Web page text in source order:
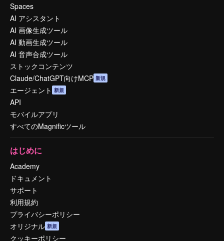
Spaces
AI アシスタント
AI 画像生成ツール
AI 動画生成ツール
AI 音声合成ツール
ストックコンテンツ
Claude/ChatGPT向けMCP 新規
エージェント 新規
API
モバイルアプリ
すべてのMagnificツール
はじめに
Academy
ドキュメント
サポート
利用規約
プライバシーポリシー
オリジナル 新規
クッキーポリシー